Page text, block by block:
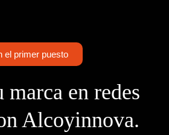
el primer puesto
en redes
Alcoyinnova.